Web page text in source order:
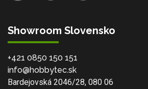
Showroom Slovensko
+421 0850 150 151
info@hobbytec.sk
Bardejovská 2046/28, 080 06